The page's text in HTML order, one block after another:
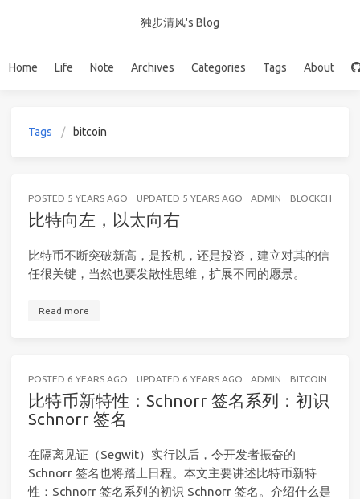
独步清风's Blog
Home Life Note Archives Categories Tags About
Tags bitcoin
POSTED 5 YEARS AGO UPDATED 5 YEARS AGO ADMIN BLOCKCHAIN
比特向左，以太向右
比特币不断突破新高，是投机，还是投资，建立对其的信
任很关键，当然也要发散性思维，扩展不同的愿景。
Read more
POSTED 6 YEARS AGO UPDATED 6 YEARS AGO ADMIN BITCOIN
比特币新特性：Schnorr 签名系列：初识
Schnorr 签名
在隔离见证（Segwit）实行以后，令开发者振奋的
Schnorr 签名也将踏上日程。本文主要讲述比特币新特
性：Schnorr 签名系列的初识 Schnorr 签名。介绍什么是